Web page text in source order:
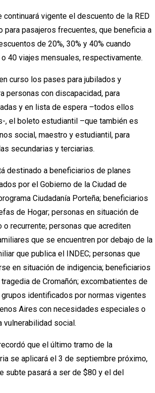
continuará vigente el descuento de la RED
para pasajeros frecuentes, que beneficia a
de 20%, 30% y 40% cuando
40 viajes mensuales, respectivamente.
curso los pases para jubilados y
personas con discapacidad, para
y en lista de espera –todos ellos
, el boleto estudiantil –que también es
social, maestro y estudiantil, para
secundarias y terciarias.
destinado a beneficiarios de planes
por el Gobierno de la Ciudad de
Ciudadanía Porteña; beneficiarios
de Hogar; personas en situación de
recurrente; personas que acrediten
que se encuentren por debajo de la
que publica el INDEC; personas que
en situación de indigencia; beneficiarios
de Cromañón; excombatientes de
identificados por normas vigentes
Aires con necesidades especiales o
vulnerabilidad social.
que el último tramo de la
se aplicará el 3 de septiembre próximo,
subte pasará a ser de $80 y el del